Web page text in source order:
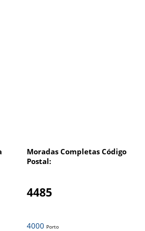
Moradas Completas Código
Postal:
4485
4000 Porto